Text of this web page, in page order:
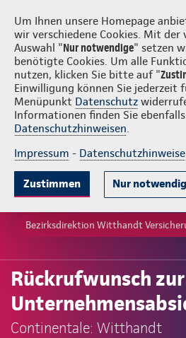
Um Ihnen unsere Homepage
wir verschiedene Cookies. Mit
Auswahl "Nur notwendige" setzen
benötigte Cookies. Um alle
nutzen, klicken Sie bitte auf "
Einwilligung können Sie jederzeit
Menüpunkt Datenschutz
Informationen finden Sie
Datenschutzhinweisen.
Impressum - Datenschutzhinweise
Zustimmen Nur
Witthandt
Bezirksdirektion Witthandt
Rückrufwunsch zur
Continentale: Witthandt